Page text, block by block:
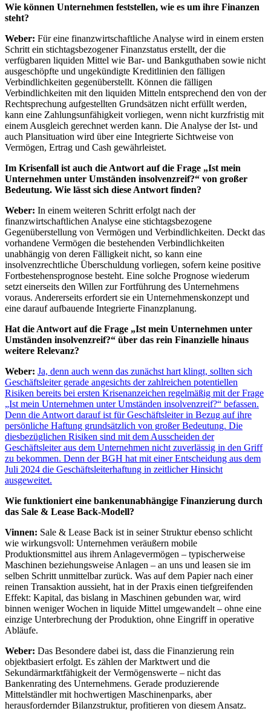
Wie können Unternehmen feststellen, wie es um ihre Finanzen
steht?
Weber: Für eine finanzwirtschaftliche Analyse wird in einem ersten
Schritt ein stichtagsbezogener Finanzstatus erstellt, der die
verfügbaren liquiden Mittel wie Bar- und Bankguthaben sowie nicht
ausgeschöpfte und ungekündigte Kreditlinien den fälligen
Verbindlichkeiten gegenüberstellt. Können die fälligen
Verbindlichkeiten mit den liquiden Mitteln entsprechend den von der
Rechtsprechung aufgestellten Grundsätzen nicht erfüllt werden,
kann eine Zahlungsunfähigkeit vorliegen, wenn nicht kurzfristig mit
einem Ausgleich gerechnet werden kann. Die Analyse der Ist- und
auch Plansituation wird über eine Integrierte Sichtweise von
Vermögen, Ertrag und Cash gewährleistet.
Im Krisenfall ist auch die Antwort auf die Frage „Ist mein
Unternehmen unter Umständen insolvenzreif?“ von großer
Bedeutung. Wie lässt sich diese Antwort finden?
Weber: In einem weiteren Schritt erfolgt nach der
finanzwirtschaftlichen Analyse eine stichtagsbezogene
Gegenüberstellung von Vermögen und Verbindlichkeiten. Deckt das
vorhandene Vermögen die bestehenden Verbindlichkeiten
unabhängig von deren Fälligkeit nicht, so kann eine
insolvenzrechtliche Überschuldung vorliegen, sofern keine positive
Fortbestehensprognose besteht. Eine solche Prognose wiederum
setzt einerseits den Willen zur Fortführung des Unternehmens
voraus. Andererseits erfordert sie ein Unternehmenskonzept und
eine darauf aufbauende Integrierte Finanzplanung.
Hat die Antwort auf die Frage „Ist mein Unternehmen unter
Umständen insolvenzreif?“ über das rein Finanzielle hinaus
weitere Relevanz?
Weber: Ja, denn auch wenn das zunächst hart klingt, sollten sich
Geschäftsleiter gerade angesichts der zahlreichen potentiellen
Risiken bereits bei ersten Krisenanzeichen regelmäßig mit der Frage
„Ist mein Unternehmen unter Umständen insolvenzreif?“ befassen.
Denn die Antwort darauf ist für Geschäftsleiter in Bezug auf ihre
persönliche Haftung grundsätzlich von großer Bedeutung. Die
diesbezüglichen Risiken sind mit dem Ausscheiden der
Geschäftsleiter aus dem Unternehmen nicht zuverlässig in den Griff
zu bekommen. Denn der BGH hat mit einer Entscheidung aus dem
Juli 2024 die Geschäftsleiterhaftung in zeitlicher Hinsicht
ausgeweitet.
Wie funktioniert eine bankenunabhängige Finanzierung durch
das Sale & Lease Back-Modell?
Vinnen: Sale & Lease Back ist in seiner Struktur ebenso schlicht
wie wirkungsvoll: Unternehmen veräußern mobile
Produktionsmittel aus ihrem Anlagevermögen – typischerweise
Maschinen beziehungsweise Anlagen – an uns und leasen sie im
selben Schritt unmittelbar zurück. Was auf dem Papier nach einer
reinen Transaktion aussieht, hat in der Praxis einen tiefgreifenden
Effekt: Kapital, das bislang in Maschinen gebunden war, wird
binnen weniger Wochen in liquide Mittel umgewandelt – ohne eine
einzige Unterbrechung der Produktion, ohne Eingriff in operative
Abläufe.
Weber: Das Besondere dabei ist, dass die Finanzierung rein
objektbasiert erfolgt. Es zählen der Marktwert und die
Sekundärmarktfähigkeit der Vermögenswerte – nicht das
Bankenrating des Unternehmens. Gerade produzierende
Mittelständler mit hochwertigen Maschinenparks, aber
herausfordernder Bilanzstruktur, profitieren von diesem Ansatz.